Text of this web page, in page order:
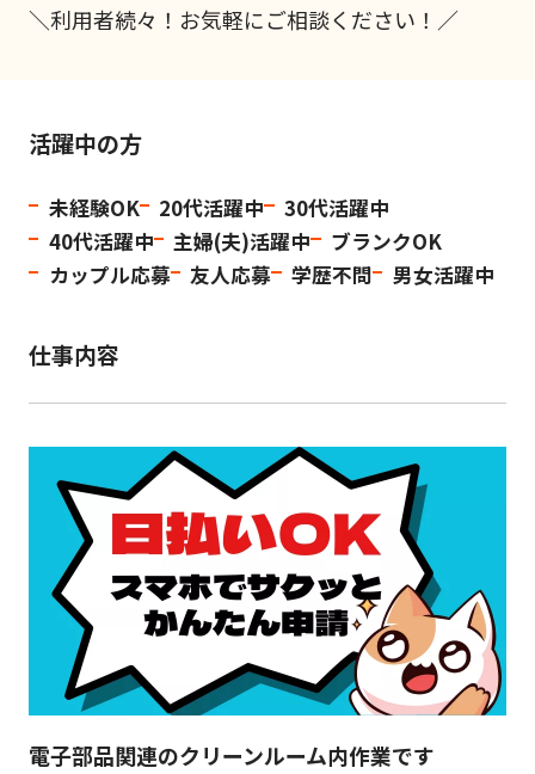
＼利用者続々！お気軽にご相談ください！／
活躍中の方
未経験OK 20代活躍中
30代活躍中
40代活躍中
主婦(夫)活躍中
ブランクOK
カップル応募
友人応募 学歴不問 男女活躍中
仕事内容
電子部品関連のクリーンルーム内作業です